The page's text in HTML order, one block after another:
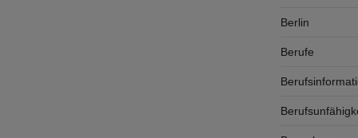
Berlin
Berufe